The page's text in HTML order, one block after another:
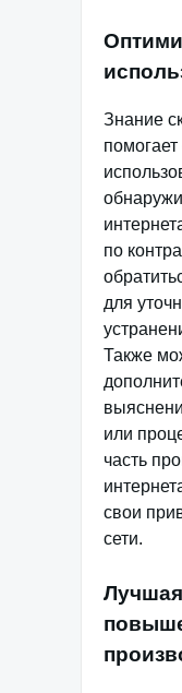
Знание
по
для
Также
или
часть
свои
сети.